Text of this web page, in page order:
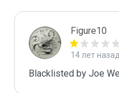
Figure10
14 лет назад
Blacklisted by Joe